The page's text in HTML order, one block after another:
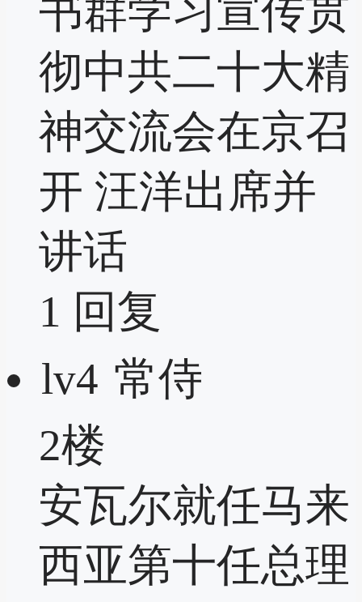
书群学习宣传贯
彻中共二十大精
神交流会在京召
开 汪洋出席并
讲话
1 回复
lv4 常侍
2楼
安瓦尔就任马来
西亚第十任总理